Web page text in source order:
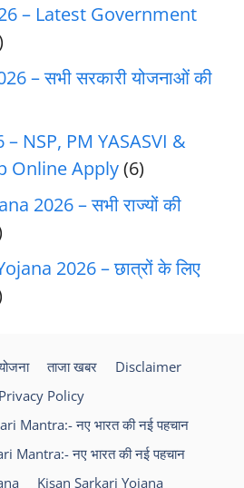
– Latest Government
– सभी सरकारी योजनाओं की
NSP, PM YASASVI &
Online Apply(6)
2026 – सभी राज्यों की
2026 – छात्रों के लिए
ताजा खबर
Disclaimer
Privacy Policy
Mantra:- नए भारत की नई पहचान
Mantra:- नए भारत की नई पहचान
Kisan Sarkari Yojana